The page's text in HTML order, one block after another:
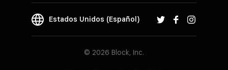
Estados Unidos (Español)
© 2026 Block, Inc.